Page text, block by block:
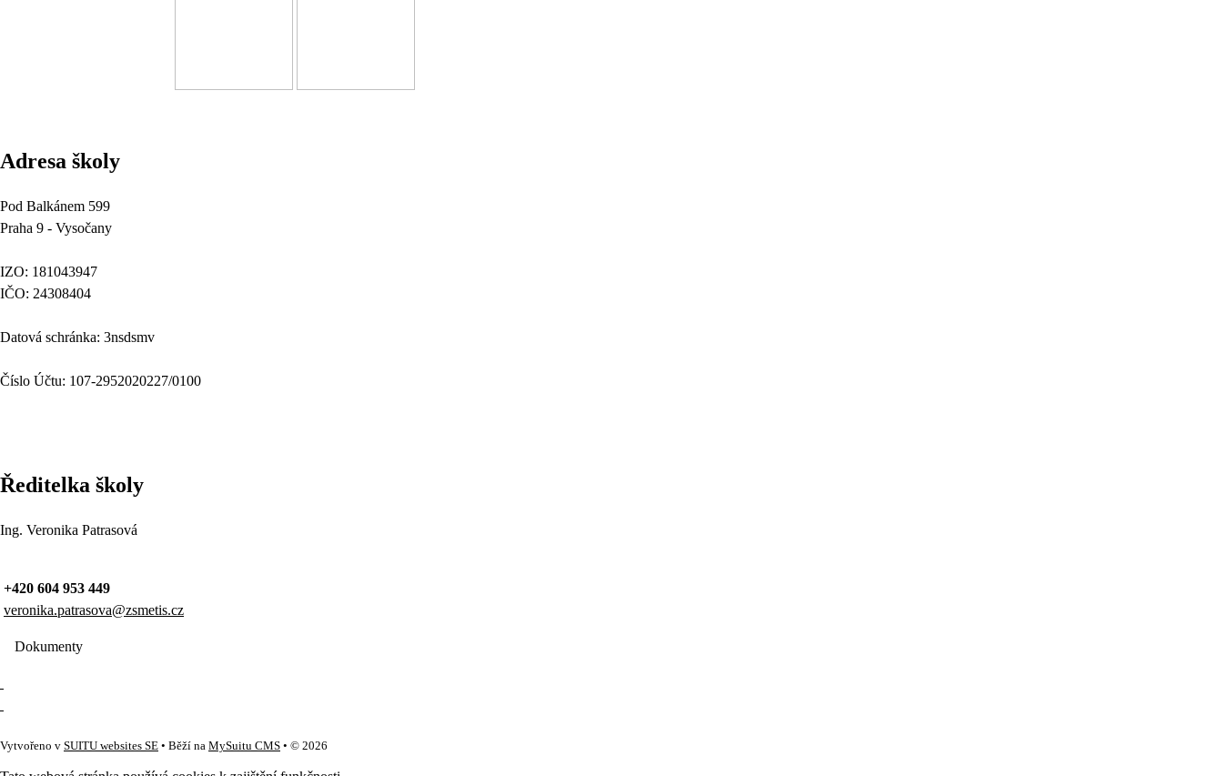
Adresa školy
Pod Balkánem 599
Praha 9 - Vysočany
IZO: 181043947
IČO: 24308404
Datová schránka: 3nsdsmv
Číslo Účtu: 107-2952020227/0100
Ředitelka školy
Ing. Veronika Patrasová
+420 604 953 449
veronika.patrasova@zsmetis.cz
Dokumenty
Vytvořeno v SUITU websites SE • Běží na MySuitu CMS • © 2026